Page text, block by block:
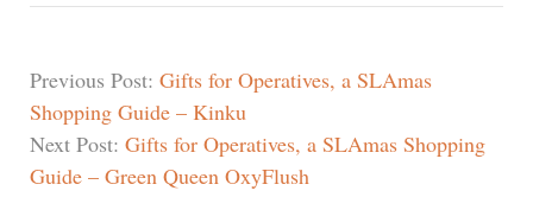
Previous Post: Gifts for Operatives, a SLAmas
Shopping Guide – Kinku
Next Post: Gifts for Operatives, a SLAmas Shopping
Guide – Green Queen OxyFlush